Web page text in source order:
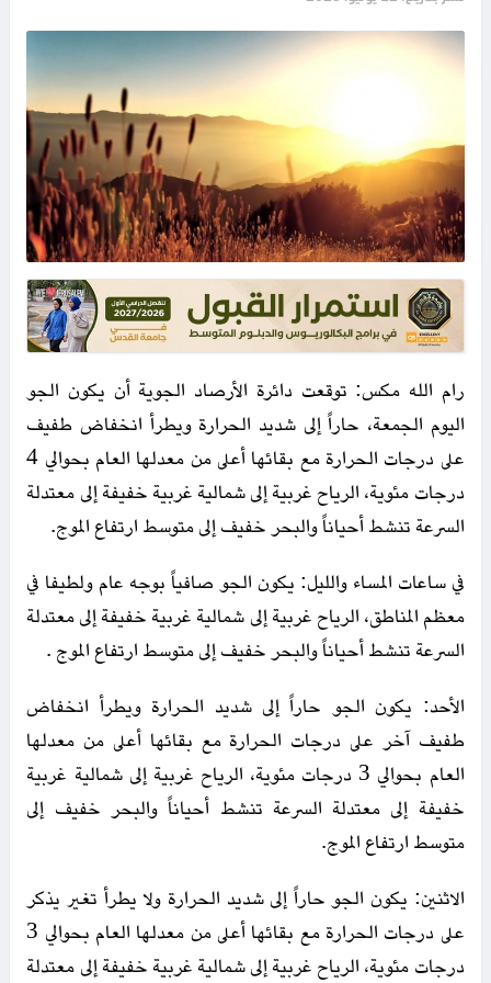
رام الله مكس: توقعت دائرة الأرصاد الجوية أن يكون الجو
اليوم الجمعة، حاراً إلى شديد الحرارة ويطرأ انخفاض طفيف
على درجات الحرارة مع بقائها أعلى من معدلها العام بحوالي 4
درجات مئوية، الرياح غربية إلى شمالية غربية خفيفة إلى معتدلة
السرعة تنشط أحياناً والبحر خفيف إلى متوسط ارتفاع الموج.
في ساعات المساء والليل: يكون الجو صافياً بوجه عام ولطيفا في
معظم المناطق، الرياح غربية إلى شمالية غربية خفيفة إلى معتدلة
السرعة تنشط أحياناً والبحر خفيف إلى متوسط ارتفاع الموج .
الأحد: يكون الجو حاراً إلى شديد الحرارة ويطرأ انخفاض
طفيف آخر على درجات الحرارة مع بقائها أعلى من معدلها
العام بحوالي 3 درجات مئوية، الرياح غربية إلى شمالية غربية
خفيفة إلى معتدلة السرعة تنشط أحياناً والبحر خفيف إلى
متوسط ارتفاع الموج.
الاثنين: يكون الجو حاراً إلى شديد الحرارة ولا يطرأ تغير يذكر
على درجات الحرارة مع بقائها أعلى من معدلها العام بحوالي 3
درجات مئوية، الرياح غربية إلى شمالية غربية خفيفة إلى معتدلة